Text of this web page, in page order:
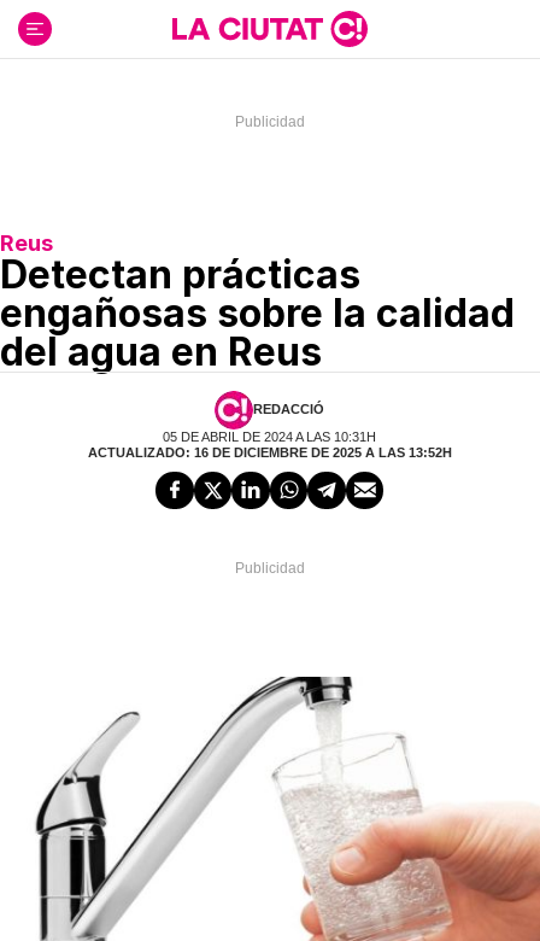
contenido
Reus
Detectan prácticas
engañosas sobre la calidad
del agua en Reus
REDACCIÓ
05 DE ABRIL DE 2024 A LAS 10:31H
ACTUALIZADO: 16 DE DICIEMBRE DE 2025 A LAS 13:52H